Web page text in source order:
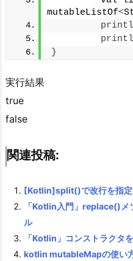
mutableListOf<
}
実行結果
true
false
関連投稿:
[Kotlin]split()で改行を指定
「Kotlin入門」replace()メ
ル
「Kotlin」コンストラクタ
kotlin mutableMapの使い